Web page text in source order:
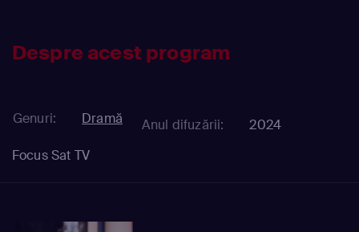
Despre acest program
Genuri: Dramă Anul difuzării:
2024
Focus Sat TV